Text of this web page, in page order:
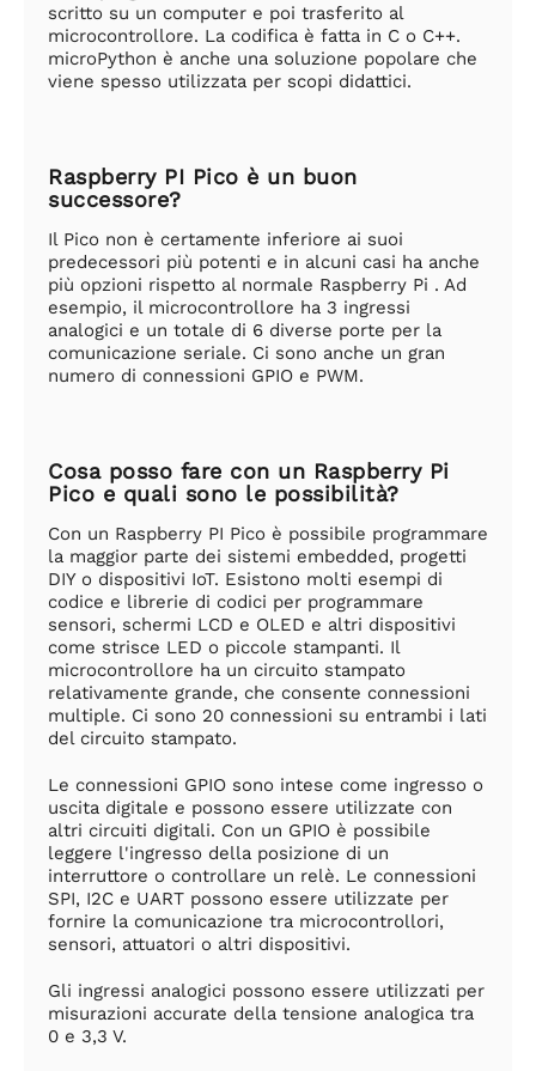
scritto su un computer e poi trasferito al
microcontrollore. La codifica è fatta in C o C++.
microPython è anche una soluzione popolare che
viene spesso utilizzata per scopi didattici.
Raspberry PI Pico è un buon
successore?
Il Pico non è certamente inferiore ai suoi
predecessori più potenti e in alcuni casi ha anche
più opzioni rispetto al normale Raspberry Pi . Ad
esempio, il microcontrollore ha 3 ingressi
analogici e un totale di 6 diverse porte per la
comunicazione seriale. Ci sono anche un gran
numero di connessioni GPIO e PWM.
Cosa posso fare con un Raspberry Pi
Pico e quali sono le possibilità?
Con un Raspberry PI Pico è possibile programmare
la maggior parte dei sistemi embedded, progetti
DIY o dispositivi IoT. Esistono molti esempi di
codice e librerie di codici per programmare
sensori, schermi LCD e OLED e altri dispositivi
come strisce LED o piccole stampanti. Il
microcontrollore ha un circuito stampato
relativamente grande, che consente connessioni
multiple. Ci sono 20 connessioni su entrambi i lati
del circuito stampato.
Le connessioni GPIO sono intese come ingresso o
uscita digitale e possono essere utilizzate con
altri circuiti digitali. Con un GPIO è possibile
leggere l'ingresso della posizione di un
interruttore o controllare un relè. Le connessioni
SPI, I2C e UART possono essere utilizzate per
fornire la comunicazione tra microcontrollori,
sensori, attuatori o altri dispositivi.
Gli ingressi analogici possono essere utilizzati per
misurazioni accurate della tensione analogica tra
0 e 3,3 V.